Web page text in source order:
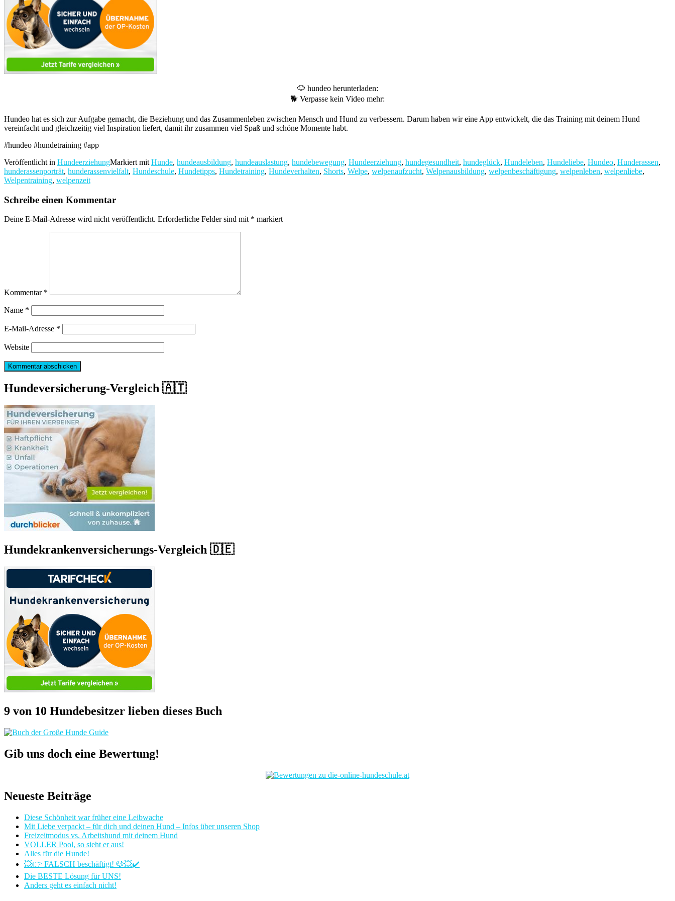
🐶 hundeo herunterladen:
🐕 Verpasse kein Video mehr:
Hundeo hat es sich zur Aufgabe gemacht, die Beziehung und das Zusammenleben zwischen Mensch und Hund zu verbessern. Darum haben wir eine App entwickelt, die das Training mit deinem Hund
vereinfacht und gleichzeitig viel Inspiration liefert, damit ihr zusammen viel Spaß und schöne Momente habt.
#hundeo #hundetraining #app
Veröffentlicht in HundeerziehungMarkiert mit Hunde, hundeausbildung, hundeauslastung, hundebewegung, Hundeerziehung, hundegesundheit, hundeglück, Hundeleben, Hundeliebe, Hundeo, Hunderassen,
hunderassenporträt, hunderassenvielfalt, Hundeschule, Hundetipps, Hundetraining, Hundeverhalten, Shorts, Welpe, welpenaufzucht, Welpenausbildung, welpenbeschäftigung, welpenleben, welpenliebe,
Welpentraining, welpenzeit
Schreibe einen Kommentar
Deine E-Mail-Adresse wird nicht veröffentlicht. Erforderliche Felder sind mit * markiert
Kommentar *
Name *
E-Mail-Adresse *
Website
Hundeversicherung-Vergleich 🇦🇹
Hundekrankenversicherungs-Vergleich 🇩🇪
9 von 10 Hundebesitzer lieben dieses Buch
Gib uns doch eine Bewertung!
Neueste Beiträge
Diese Schönheit war früher eine Leibwache
Mit Liebe verpackt – für dich und deinen Hund – Infos über unseren Shop
Freizeitmodus vs. Arbeitshund mit deinem Hund
VOLLER Pool, so sieht er aus!
Alles für die Hunde!
💥👉 FALSCH beschäftigt! 🐶💥✔️
Die BESTE Lösung für UNS!
Anders geht es einfach nicht!